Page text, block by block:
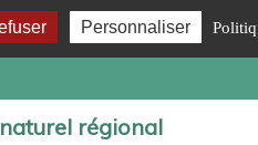
régional
Personnaliser